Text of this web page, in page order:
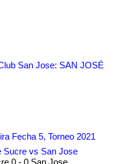
San Jose: SAN JOSÉ
Fecha 5, Torneo 2021
Sucre vs San Jose
0 - 0 San Jose